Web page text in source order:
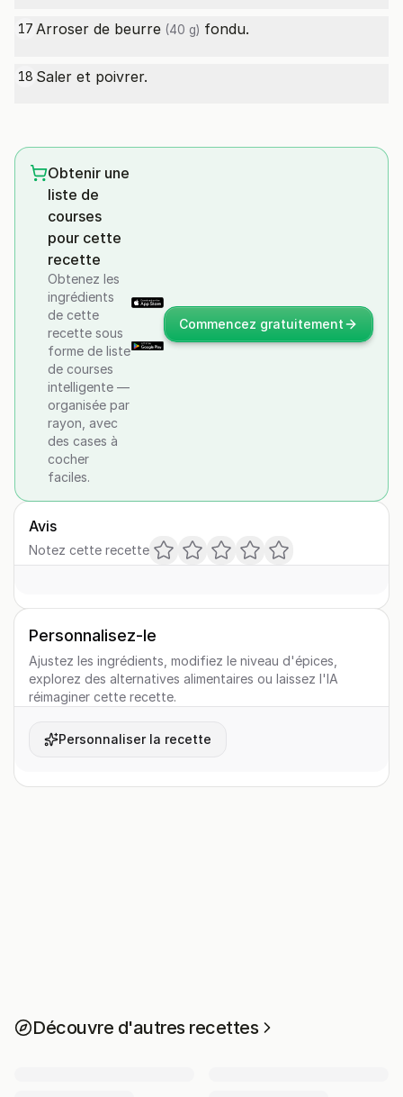
17 Arroser de beurre (40 g) fondu.
18 Saler et poivrer.
Obtenir une
liste de
courses
pour cette
recette
Obtenez les
ingrédients
de cette
recette sous
forme de liste
de courses
intelligente —
organisée par
rayon, avec
des cases à
cocher
faciles.
Commencez gratuitement
Avis
Notez cette recette
Personnalisez-le
Ajustez les ingrédients, modifiez le niveau d'épices,
explorez des alternatives alimentaires ou laissez l'IA
réimaginer cette recette.
Personnaliser la recette
Découvre d'autres recettes